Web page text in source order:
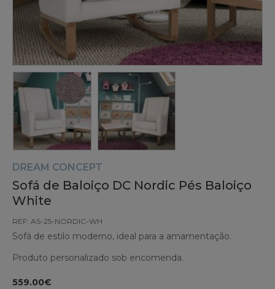
DREAM CONCEPT
Sofá de Baloiço DC Nordic Pés Baloiço
White
REF: AS-25-NORDIC-WH
Sofá de estilo moderno, ideal para a amamentação.
Produto personalizado sob encomenda.
559.00€